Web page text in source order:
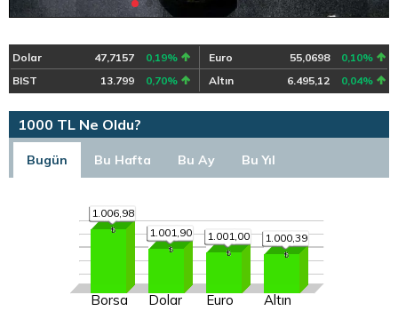
Dolar 47,7157 0,19% Euro 55,0698
0,10%
BIST
13.799 0,70% Altın 6.495,12 0,04%
1000 TL Ne Oldu?
Bugün Bu Hafta Bu Ay Bu Yıl
1.006,98
Borsa
1.001,90
Dolar
1.001,00
Euro
1.000,39
Altın